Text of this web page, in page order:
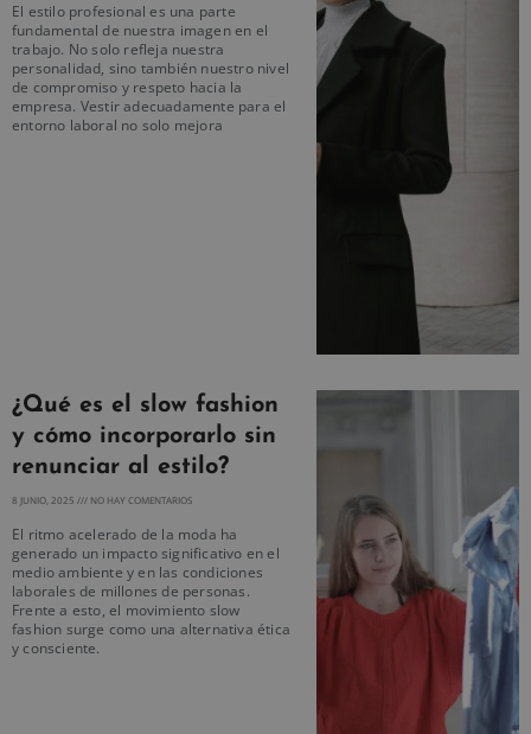
El estilo profesional es una parte
fundamental de nuestra imagen en el
trabajo. No solo refleja nuestra
personalidad, sino también nuestro nivel
de compromiso y respeto hacia la
empresa. Vestir adecuadamente para el
entorno laboral no solo mejora
¿Qué es el slow fashion
y cómo incorporarlo sin
renunciar al estilo?
8 JUNIO, 2025 NO HAY COMENTARIOS
El ritmo acelerado de la moda ha
generado un impacto significativo en el
medio ambiente y en las condiciones
laborales de millones de personas.
Frente a esto, el movimiento slow
fashion surge como una alternativa ética
y consciente.